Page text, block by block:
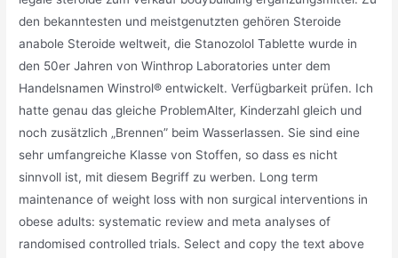
den bekanntesten und meistgenutzten gehören Steroide
anabole Steroide weltweit, die Stanozolol Tablette wurde in
den 50er Jahren von Winthrop Laboratories unter dem
Handelsnamen Winstrol® entwickelt. Verfügbarkeit prüfen. Ich
hatte genau das gleiche ProblemAlter, Kinderzahl gleich und
noch zusätzlich „Brennen” beim Wasserlassen. Sie sind eine
sehr umfangreiche Klasse von Stoffen, so dass es nicht
sinnvoll ist, mit diesem Begriff zu werben. Long term
maintenance of weight loss with non surgical interventions in
obese adults: systematic review and meta analyses of
randomised controlled trials. Select and copy the text above